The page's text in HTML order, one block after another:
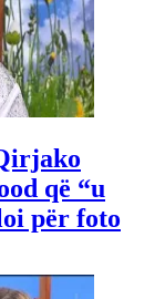
që “u
për foto